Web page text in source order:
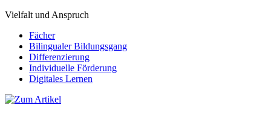
Vielfalt und Anspruch
Fächer
Bilingualer Bildungsgang
Differenzierung
Individuelle Förderung
Digitales Lernen